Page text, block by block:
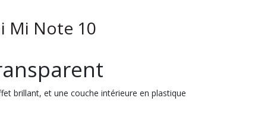
Mi Note 10
brillant, et une couche intérieure en plastique